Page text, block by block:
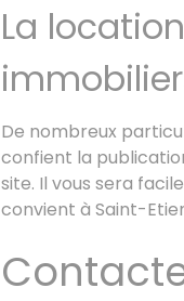
La
De nombreux
confient la
site. Il vous sera
convient à Saint-